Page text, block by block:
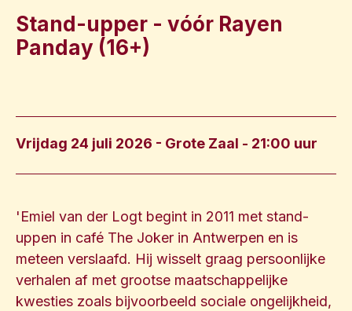
Stand-upper - vóór Rayen
Panday (16+)
Vrijdag 24 juli 2026 - Grote Zaal - 21:00 uur
'Emiel van der Logt begint in 2011 met stand-
uppen in café The Joker in Antwerpen en is
meteen verslaafd. Hij wisselt graag persoonlijke
verhalen af met grootse maatschappelijke
kwesties zoals bijvoorbeeld sociale ongelijkheid,